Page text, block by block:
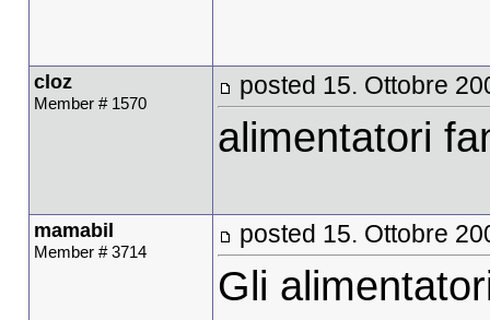
cloz
Member # 1570
posted 15. Ottobre
alimentatori
mamabil
Member # 3714
posted 15. Ottobre
Gli